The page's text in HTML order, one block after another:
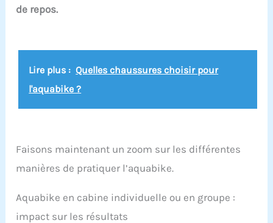
de repos.
Lire plus : Quelles chaussures choisir pour
l'aquabike ?
Faisons maintenant un zoom sur les différentes
manières de pratiquer l’aquabike.
Aquabike en cabine individuelle ou en groupe :
impact sur les résultats